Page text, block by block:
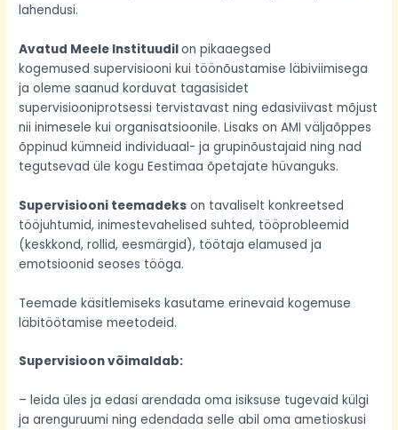
lahendusi.
Avatud Meele Instituudilon pikaaegsed
kogemused supervisiooni kui töönõustamise läbiviimisega
ja oleme saanud korduvat tagasisidet
supervisiooniprotsessi tervistavast ning edasiviivast mõjust
nii inimesele kui organisatsioonile. Lisaks on AMI väljaõppes
õppinud kümneid individuaal- ja grupinõustajaid ning nad
tegutsevad üle kogu Eestimaa õpetajate hüvanguks.
Supervisiooni teemadeks on tavaliselt konkreetsed
tööjuhtumid, inimestevahelised suhted, tööprobleemid
(keskkond, rollid, eesmärgid), töötaja elamused ja
emotsioonid seoses tööga.
Teemade käsitlemiseks kasutame erinevaid kogemuse
läbitöötamise meetodeid.
Supervisioon võimaldab:
– leida üles ja edasi arendada oma isiksuse tugevaid külgi
ja arenguruumi ning edendada selle abil oma ametioskusi